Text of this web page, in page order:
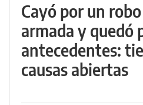
Cayó por un
armada y quedó
antecedentes:
causas abiertas